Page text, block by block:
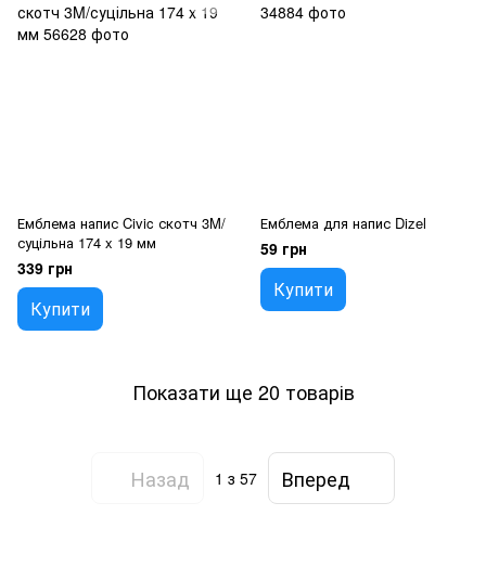
Емблема напис Civic скотч 3M/
суцільна 174 x 19 мм
339 грн
Купити
Емблема для напис Dizel
59 грн
Купити
Показати ще 20 товарів
Назад 1 з 57 Вперед